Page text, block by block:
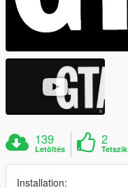
139
Letöltés
2
Tetszik
Installation: